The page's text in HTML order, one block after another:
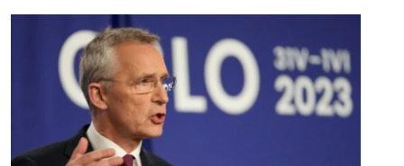
ПОДКАСТ ЗОШТО?
СЛЕДЕТЕ НЕ
РСЕ веб страници